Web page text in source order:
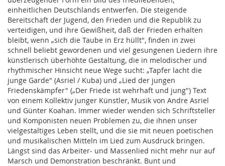
einheitlichen Deutschlands entwerfen. Die steigende
Bereitschaft der Jugend, den Frieden und die Republik zu
verteidigen, und ihre Gewißheit, daß der Frieden erhalten
bleibt, wenn „sich die Taube in Erz hüllt", finden in zwei
schnell beliebt gewordenen und viel gesungenen Liedern ihre
künstlerisch überhöhte Gestaltung, die in melodischer und
rhythmischer Hinsicht neue Wege sucht: „Tapfer lacht die
junge Garde" (Asriel / Kuba) und „Lied der jungen
Friedenskämpfer" („Der Friede ist wehrhaft und jung") Text
von einem Kollektiv junger Künstler, Musik von Andre Asriel
und Günter Koahan. Immer wieder wenden sich Schriftsteller
und Komponisten neuen Problemen zu, die ihnen unser
vielgestaltiges Leben stellt, und die sie mit neuen poetischen
und musikalischen Mitteln im Lied zum Ausdruck bringen.
Längst sind das Arbeiter- und Massenlied nicht mehr nur auf
Marsch und Demonstration beschränkt. Bunt und